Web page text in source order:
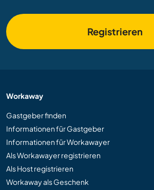
Registrieren
Workaway
Gastgeber finden
Informationen für Gastgeber
Informationen für Workawayer
Als Workawayer registrieren
Als Host registrieren
Workaway als Geschenk